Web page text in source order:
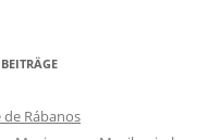
de Rábanos